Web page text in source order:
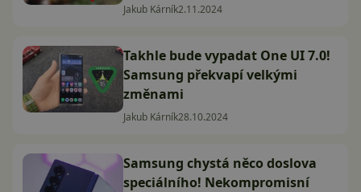
Jakub Kárník2.11.2024
Takhle bude vypadat One UI 7.0!
Samsung překvapí velkými
změnami
Jakub Kárník28.10.2024
Samsung chystá něco doslova
speciálního! Nekompromisní